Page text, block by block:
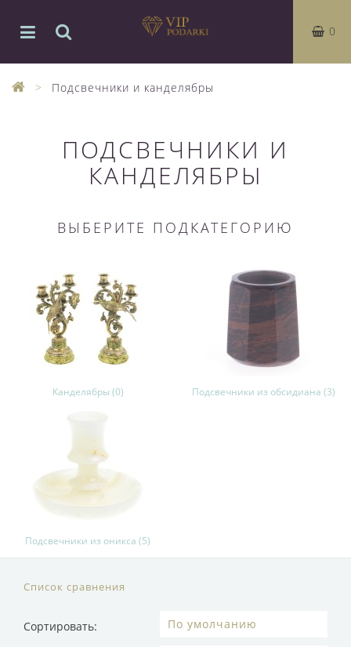
0
Подсвечники и канделябры
ПОДСВЕЧНИКИ И
КАНДЕЛЯБРЫ
ВЫБЕРИТЕ ПОДКАТЕГОРИЮ
Канделябры (0) Подсвечники из обсидиана (3)
Подсвечники из оникса (5)
Список сравнения
Сортировать: